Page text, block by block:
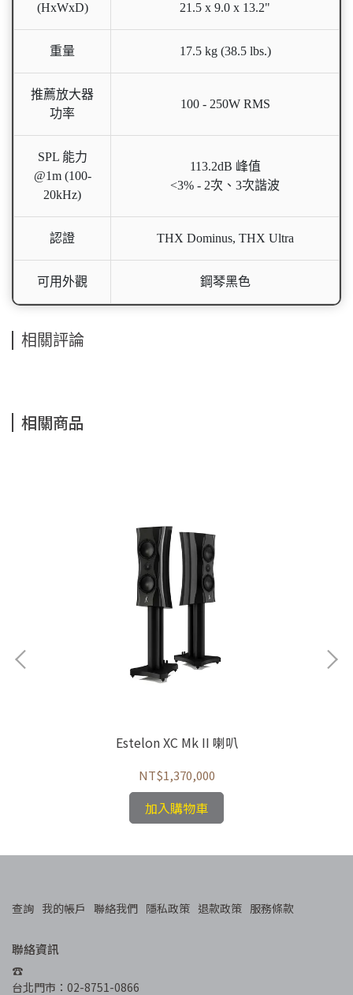
(HxWxD)
21.5 x 9.0 x 13.2"
重量 17.5 kg (38.5 lbs.)
推薦放大器
功率
100 - 250W RMS
SPL 能力
@1m (100-
20kHz)
113.2dB 峰值
<3% - 2次、3次諧波
認證 THX Dominus, THX Ultra
可用外觀 鋼琴黑色
相關評論
相關商品
Estelon XC Mk II 喇叭
NT$1,370,000
加入購物車
查詢 我的帳戶 聯絡我們 隱私政策 退款政策 服務條款
聯絡資訊
☎︎
台北門市：02-8751-0866